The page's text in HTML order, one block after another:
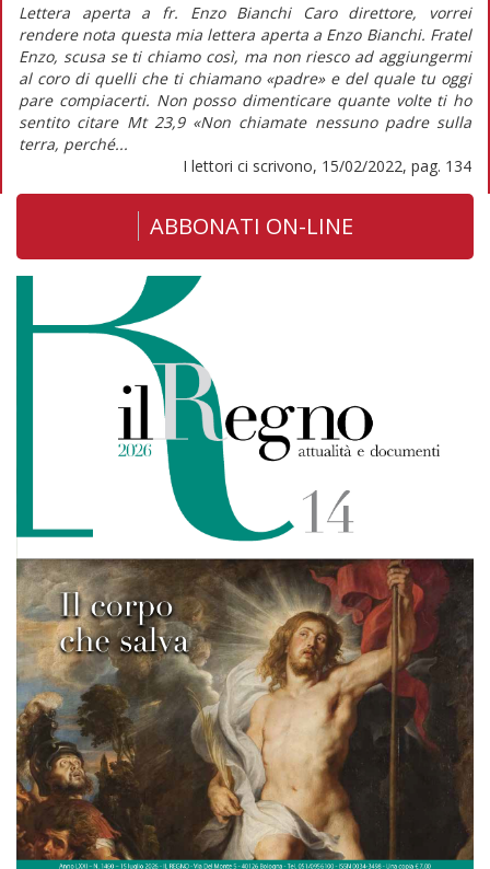
Lettera aperta a fr. Enzo Bianchi Caro direttore, vorrei
rendere nota questa mia lettera aperta a Enzo Bianchi. Fratel
Enzo, scusa se ti chiamo così, ma non riesco ad aggiungermi
al coro di quelli che ti chiamano «padre» e del quale tu oggi
pare compiacerti. Non posso dimenticare quante volte ti ho
sentito citare Mt 23,9 «Non chiamate nessuno padre sulla
terra, perché...
I lettori ci scrivono, 15/02/2022, pag. 134
ABBONATI ON-LINE